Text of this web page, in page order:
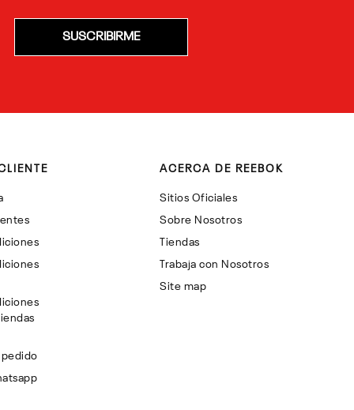
SUSCRIBIRME
ACERCA DE REEBOK
Sitios Oficiales
Sobre Nosotros
Tiendas
Trabaja con Nosotros
Site map